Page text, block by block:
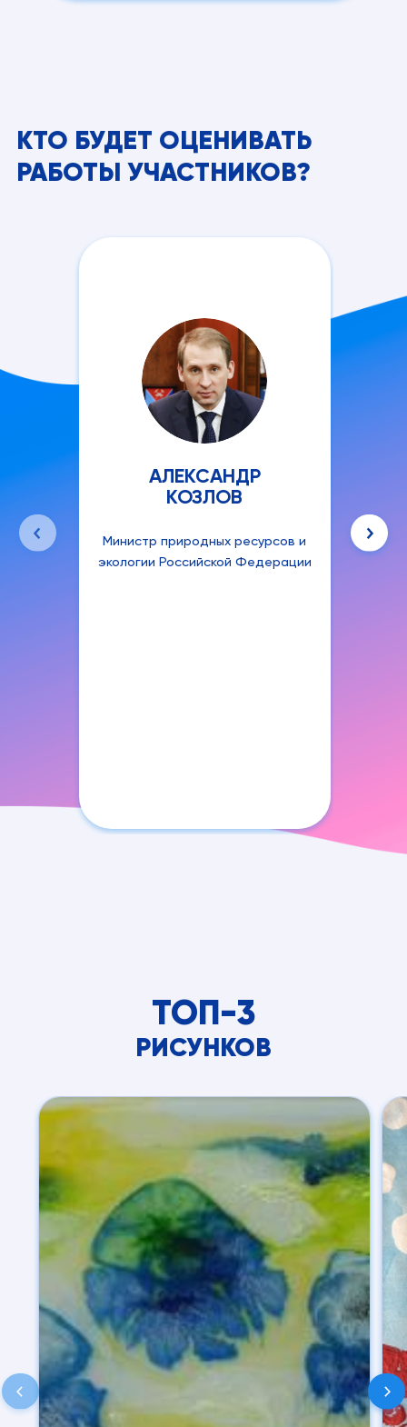
КТО БУДЕТ ОЦЕНИВАТЬ
РАБОТЫ УЧАСТНИКОВ?
АЛЕКСАНДР
КОЗЛОВ
Министр природных ресурсов и
экологии Российской Федерации
ТОП-3
РИСУНКОВ